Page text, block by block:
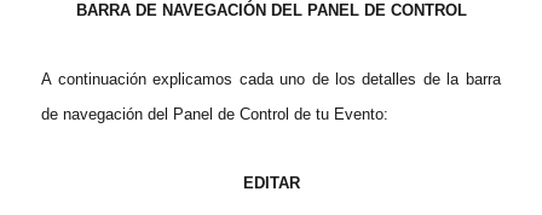
BARRA DE NAVEGACIÓN DEL PANEL DE CONTROL
A continuación explicamos cada uno de los detalles de la barra
de navegación del Panel de Control de tu Evento:
EDITAR